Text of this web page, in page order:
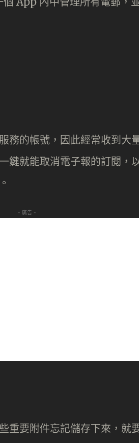
務的帳號，因此經常收到大
鍵就能取消電子報的訂閱，
- 廣告 -
重要附件忘記儲存下來，就